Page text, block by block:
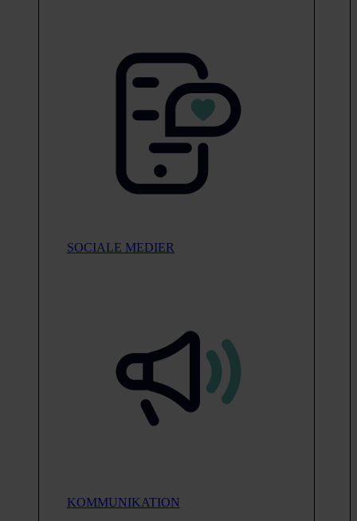
SOCIALE MEDIER
KOMMUNIKATION